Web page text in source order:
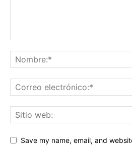
Save my name, email, and